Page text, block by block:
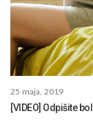
25 maja, 2019
[VIDEO] Odpišite